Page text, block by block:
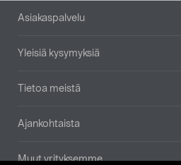
Alatunniste
Asiakaspalvelu
Yleisiä kysymyksiä
Tietoa meistä
Ajankohtaista
Muut yrityksemme